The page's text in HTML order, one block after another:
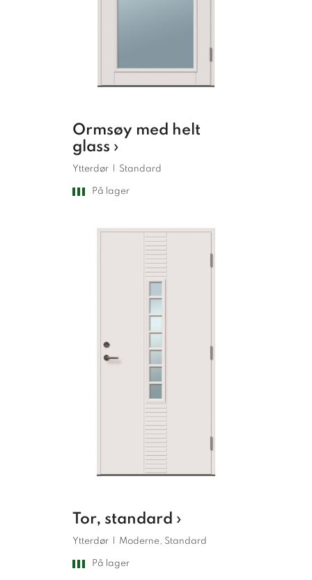
Ormsøy med helt
glass ›
Ytterdør Standard
På lager
Tor, standard ›
Ytterdør Moderne, Standard
På lager